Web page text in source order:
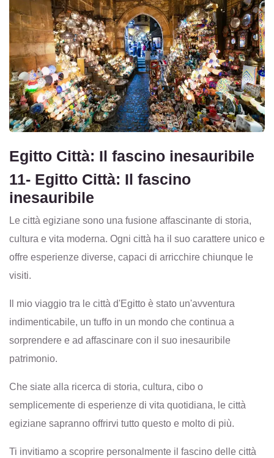
Egitto Città: Il fascino inesauribile
11- Egitto Città: Il fascino
inesauribile
Le città egiziane sono una fusione affascinante di storia,
cultura e vita moderna. Ogni città ha il suo carattere unico e
offre esperienze diverse, capaci di arricchire chiunque le
visiti.
Il mio viaggio tra le città d'Egitto è stato un'avventura
indimenticabile, un tuffo in un mondo che continua a
sorprendere e ad affascinare con il suo inesauribile
patrimonio.
Che siate alla ricerca di storia, cultura, cibo o
semplicemente di esperienze di vita quotidiana, le città
egiziane sapranno offrirvi tutto questo e molto di più.
Ti invitiamo a scoprire personalmente il fascino delle città